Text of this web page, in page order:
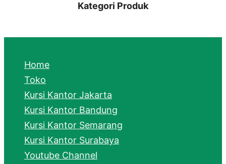
r
h
Kategori Produk
Home
Toko
Kursi Kantor Jakarta
Kursi Kantor Bandung
Kursi Kantor Semarang
Kursi Kantor Surabaya
Youtube Channel